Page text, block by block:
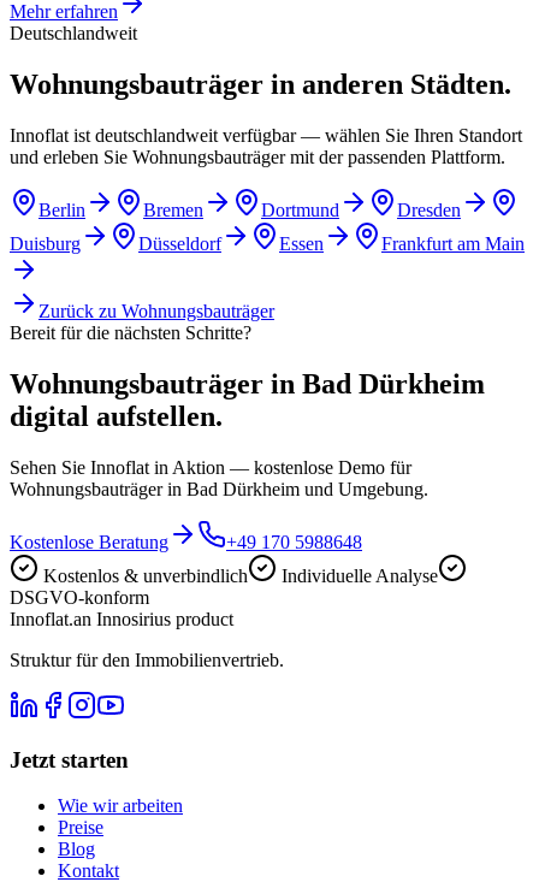
Mehr erfahren
Deutschlandweit
Wohnungsbauträger in anderen Städten.
Innoflat ist deutschlandweit verfügbar — wählen Sie Ihren Standort
und erleben Sie Wohnungsbauträger mit der passenden Plattform.
Berlin Bremen Dortmund
Dresden
Duisburg
Düsseldorf Essen Frankfurt am Main
Zurück zu Wohnungsbauträger
Bereit für die nächsten Schritte?
Wohnungsbauträger in Bad Dürkheim
digital aufstellen.
Sehen Sie Innoflat in Aktion — kostenlose Demo für
Wohnungsbauträger in Bad Dürkheim und Umgebung.
Kostenlose Beratung
+49 170 5988648
Kostenlos & unverbindlich
Individuelle Analyse
DSGVO-konform
Innoflat.an Innosirius product
Struktur für den Immobilienvertrieb.
Jetzt starten
Wie wir arbeiten
Preise
Blog
Kontakt